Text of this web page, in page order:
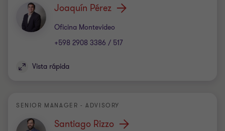
Joaquín Pérez
Oficina Montevideo
Oficina
+598 2908 3386 / 517
Vista rápida
SENIOR MANAGER - ADVISORY
Santiago Rizzo